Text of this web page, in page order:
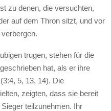
zu denen, die versuchten,
auf dem Thron sitzt, und vor
trugen, stehen für die
hat, als er ihre
5, 13, 14). Die
zeigten, dass sie bereit
teilzunehmen. Ihr